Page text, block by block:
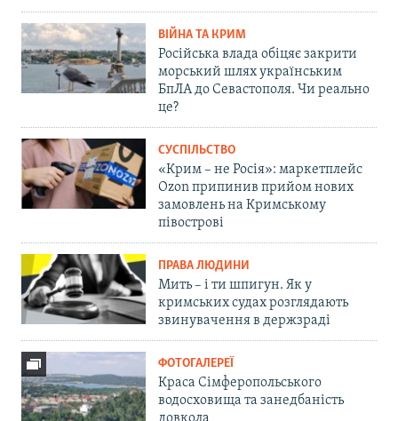
ВІЙНА ТА КРИМ
Російська влада обіцяє закрити
морський шлях українським
БпЛА до Севастополя. Чи реально
це?
СУСПІЛЬСТВО
«Крим – не Росія»: маркетплейс
Ozon припинив прийом нових
замовлень на Кримському
півострові
ПРАВА ЛЮДИНИ
Мить – і ти шпигун. Як у
кримських судах розглядають
звинувачення в держзраді
ФОТОГАЛЕРЕЇ
Краса Сімферопольського
водосховища та занедбаність